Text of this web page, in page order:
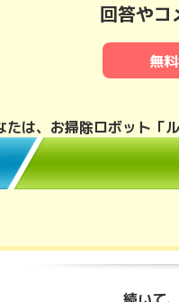
回答やコ
無
たは、お掃除ロボット「